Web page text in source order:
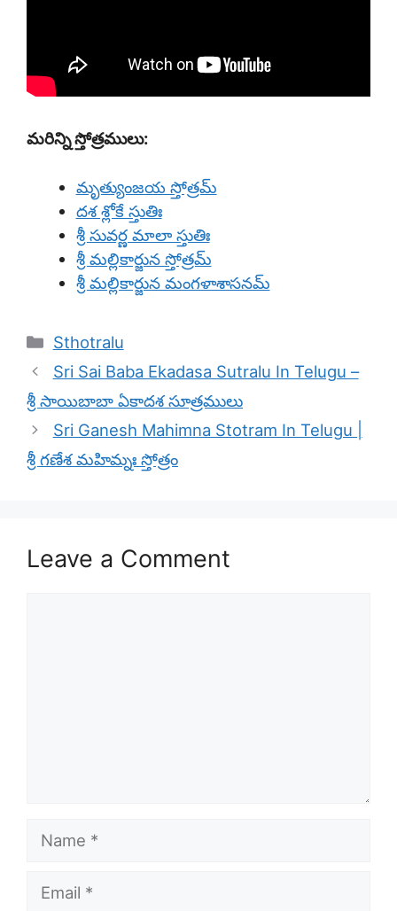
మరిన్ని స్తోత్రములు:
మృత్యుంజయ స్తోత్రమ్
దశ శ్లోకే స్తుతిః
శ్రీ సువర్ణ మాలా స్తుతిః
శ్రీ మల్లికార్జున స్తోత్రమ్
శ్రీ మల్లికార్జున మంగళాశాసనమ్
Categories
Sthotralu
Sri Sai Baba Ekadasa Sutralu In Telugu –
శ్రీ సాయిబాబా ఏకాదశ సూత్రములు
Sri Ganesh Mahimna Stotram In Telugu |
శ్రీ గణేశ మహిమ్నః స్తోత్రం
Leave a Comment
Name
Email